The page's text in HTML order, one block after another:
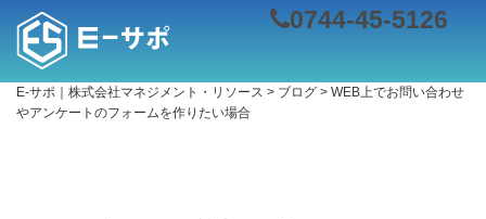
0744-45-5126
E-サポ｜株式会社マネジメント・リソース > ブログ > WEB上でお問い合わせ
やアンケートのフォームを作りたい場合